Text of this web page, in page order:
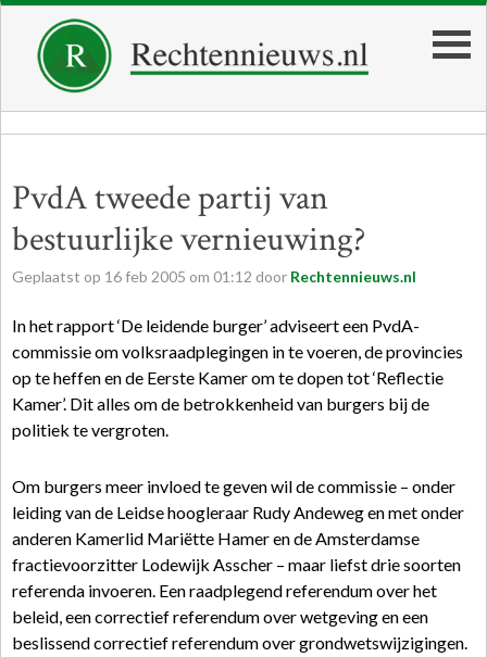
PvdA tweede partij van
bestuurlijke vernieuwing?
Geplaatst op 16feb 2005 om 01:12 door Rechtennieuws.nl
In het rapport ‘De leidende burger’ adviseert een PvdA-
commissie om volksraadplegingen in te voeren, de provincies
op te heffen en de Eerste Kamer om te dopen tot ‘Reflectie
Kamer’. Dit alles om de betrokkenheid van burgers bij de
politiek te vergroten.
Om burgers meer invloed te geven wil de commissie – onder
leiding van de Leidse hoogleraar Rudy Andeweg en met onder
anderen Kamerlid Mariëtte Hamer en de Amsterdamse
fractievoorzitter Lodewijk Asscher – maar liefst drie soorten
referenda invoeren. Een raadplegend referendum over het
beleid, een correctief referendum over wetgeving en een
beslissend correctief referendum over grondwetswijzigingen.